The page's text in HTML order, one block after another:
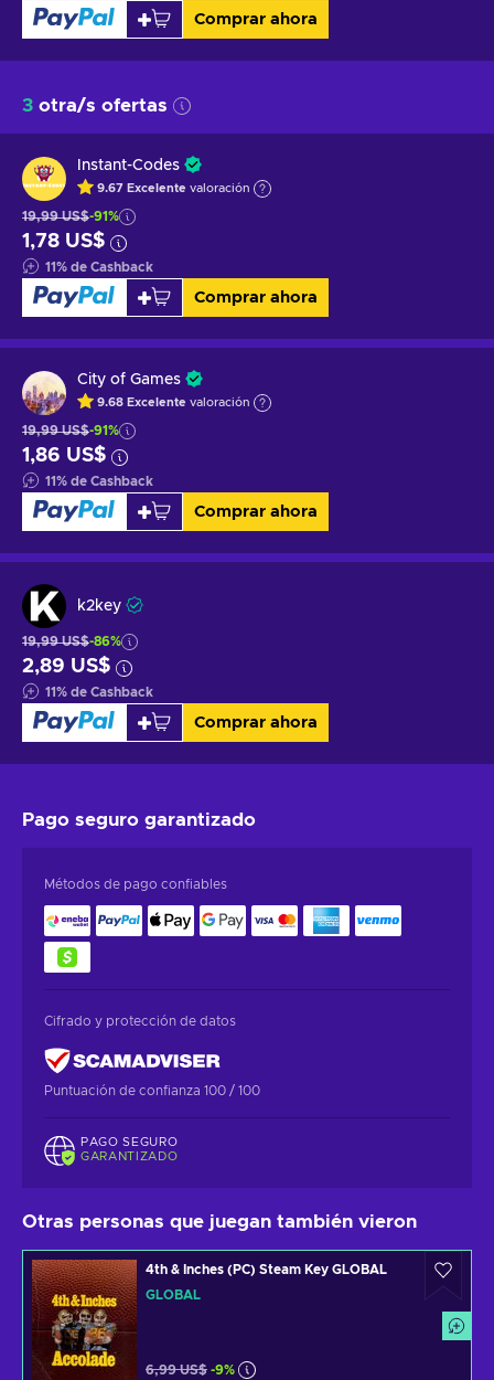
Comprar ahora
3 otra/s ofertas
Instant-Codes
9.67 Excelente valoración
19,99 US$-91%
1,78 US$
11% de Cashback
Comprar ahora
City of Games
9.68 Excelente valoración
19,99 US$-91%
1,86 US$
11% de Cashback
Comprar ahora
k2key
19,99 US$-86%
2,89 US$
11% de Cashback
Comprar ahora
Pago seguro garantizado
Métodos de pago confiables
Cifrado y protección de datos
Puntuación de confianza 100 / 100
PAGO SEGURO
GARANTIZADO
Otras personas que juegan también vieron
4th & Inches (PC) Steam Key GLOBAL
GLOBAL
6,99 US$ -9%